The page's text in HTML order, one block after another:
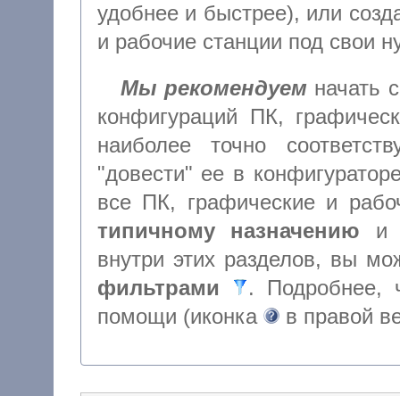
удобнее и быстрее), или создавать новые "с нуля" ПК, графические
и рабочие станции
Мы рекомендуемначать
конфигураций ПК, графических и
наиболее точно
"довести" ее в
типичному назначению
внутри этих разделов, вы
фильтрами
. Подробнее,
помощи (иконка
в правой